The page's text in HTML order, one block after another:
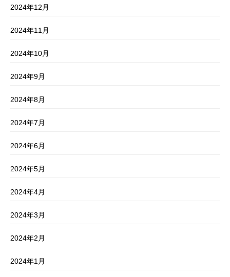
2024年12月
2024年11月
2024年10月
2024年9月
2024年8月
2024年7月
2024年6月
2024年5月
2024年4月
2024年3月
2024年2月
2024年1月